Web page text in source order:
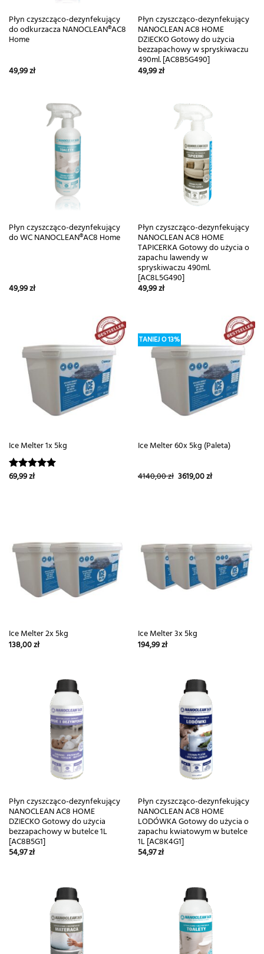
Płyn czyszcząco-dezynfekujący
do odkurzacza NANOCLEAN®AC8
Home
49,99zł
Płyn czyszcząco-dezynfekujący
NANOCLEAN AC8 HOME
DZIECKO Gotowy do użycia
bezzapachowy w spryskiwaczu
490ml. [AC8B5G490]
49,99zł
Płyn czyszcząco-dezynfekujący
do WC NANOCLEAN®AC8 Home
49,99zł
Płyn czyszcząco-dezynfekujący
NANOCLEAN AC8 HOME
TAPICERKA Gotowy do użycia o
zapachu lawendy w
spryskiwaczu 490ml.
[AC8L5G490]
49,99zł
Ice Melter 1x 5kg
Oceniono
69,99zł
TANIEJ O 13%
Ice Melter 60x 5kg (Paleta)
4140,00zł Pierwotna
cena
3619,00złAktualna
Ice Melter 2x 5kg
138,00zł
Ice Melter 3x 5kg
194,99zł
Płyn czyszcząco-dezynfekujący
NANOCLEAN AC8 HOME
DZIECKO Gotowy do użycia
bezzapachowy w butelce 1L
[AC8B5G1]
54,97zł
Płyn czyszcząco-dezynfekujący
NANOCLEAN AC8 HOME
LODÓWKA Gotowy do użycia o
zapachu kwiatowym w butelce
1L [AC8K4G1]
54,97zł